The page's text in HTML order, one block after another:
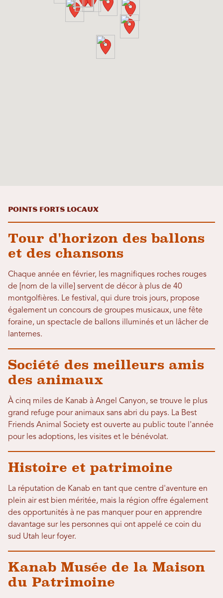
Points forts locaux
Tour d'horizon des ballons
et des chansons
Chaque année en février, les magnifiques roches rouges
de [nom de la ville] servent de décor à plus de 40
montgolfières. Le festival, qui dure trois jours, propose
également un concours de groupes musicaux, une fête
foraine, un spectacle de ballons illuminés et un lâcher de
lanternes.
Société des meilleurs amis
des animaux
À cinq miles de Kanab à Angel Canyon, se trouve le plus
grand refuge pour animaux sans abri du pays. La Best
Friends Animal Society est ouverte au public toute l'année
pour les adoptions, les visites et le bénévolat.
Histoire et patrimoine
La réputation de Kanab en tant que centre d'aventure en
plein air est bien méritée, mais la région offre également
des opportunités à ne pas manquer pour en apprendre
davantage sur les personnes qui ont appelé ce coin du
sud Utah leur foyer.
Kanab Musée de la Maison
du Patrimoine